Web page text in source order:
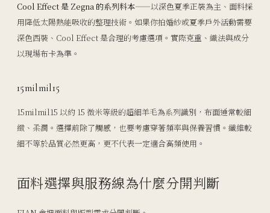
Cool Effect 是 Zegna 的系列料本——以深色夏季正裝為主、面料採
用降低太陽熱能吸收的整理技術。如果你拍婚紗或夏季戶外活動需要
深色西裝、Cool Effect 是合理的考慮選項。實際克重、織法與成分
以現場布卡為準。
15milmil15
15milmil15 以約 15 微米等級的超細羊毛為系列識別，布面通常較細
緻、柔潤。選擇前除了觸感，也要考慮穿著頻率與保養習慣。纖維較
細不等於品質必然更高，更不代表一定適合高頻使用。
面料選擇與服務線為什麼分開判斷